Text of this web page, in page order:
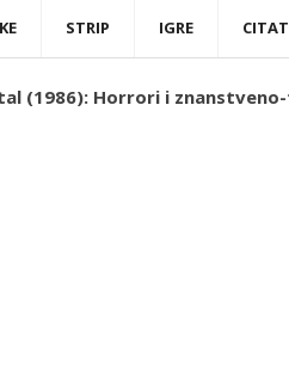
STRIP IGRE
(1986): Horrori i